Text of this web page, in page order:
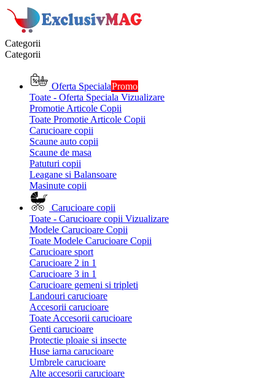
Categorii
Categorii
Oferta SpecialaPromo
Toate - Oferta Speciala Vizualizare
Promotie Articole Copii
Toate Promotie Articole Copii
Carucioare copii
Scaune auto copii
Scaune de masa
Patuturi copii
Leagane si Balansoare
Masinute copii
Carucioare copii
Toate - Carucioare copii Vizualizare
Modele Carucioare Copii
Toate Modele Carucioare Copii
Carucioare sport
Carucioare 2 in 1
Carucioare 3 in 1
Carucioare gemeni si tripleti
Landouri carucioare
Accesorii carucioare
Toate Accesorii carucioare
Genti carucioare
Protectie ploaie si insecte
Huse iarna carucioare
Umbrele carucioare
Alte accesorii carucioare